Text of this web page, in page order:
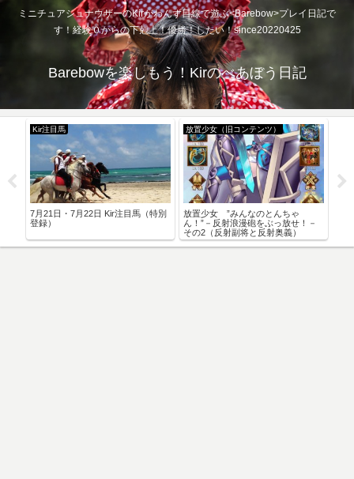
ミニチュアシュナウザーのKirがわんず目線で遊ぶ<Barebow>プレイ日記で
す！経験０からの下剋上！優勝！したい！since20220425
Barebowを楽しもう！Kirのべあぼう日記
Kir注目馬
7月21日・7月22日 Kir注目馬（特別
登録）
放置少女（旧コンテンツ）
放置少女 ”みんなのとんちゃ
ん！”－反射浪漫砲をぶっ放せ！－
その2（反射副将と反射奥義）